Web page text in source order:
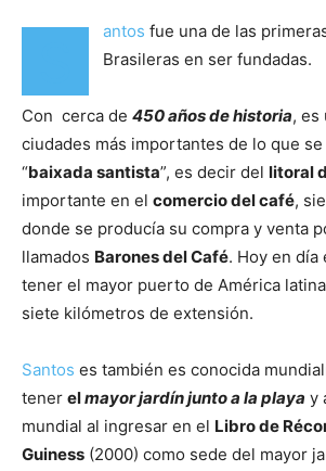
antos fue una de las
Brasileras en ser fundadas.
Con cerca de 450 años de historia, es
ciudades más importantes de lo que
“baixada santista”, es decir del litoral
importante en el comercio del café,
donde se producía su compra y venta
llamados Barones del Café. Hoy en día
tener el mayor puerto de América
siete kilómetros de extensión.
Santos es también es conocida
tener elmayor jardín junto a la playa y
mundial al ingresar en el Libro de
Guiness (2000) como sede del mayor